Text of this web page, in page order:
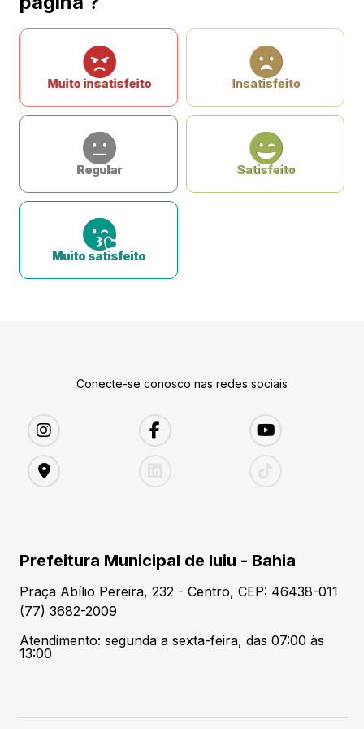
Muito insatisfeito Insatisfeito
Regular Satisfeito
Muito satisfeito
Conecte-se conosco nas redes sociais
Prefeitura Municipal de Iuiu - Bahia
Praça Abílio Pereira, 232 - Centro, CEP: 46438-011
(77) 3682-2009
Atendimento: segunda a sexta-feira, das 07:00 às
13:00